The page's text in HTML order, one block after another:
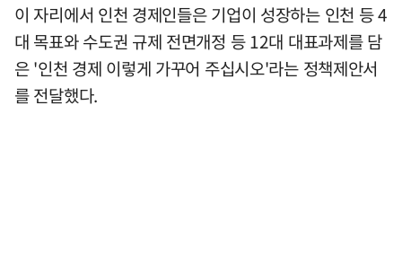
이 자리에서 인천 경제인들은 기업이 성장하는 인천 등 4
대 목표와 수도권 규제 전면개정 등 12대 대표과제를 담
은 '인천 경제 이렇게 가꾸어 주십시오'라는 정책제안서
를 전달했다.